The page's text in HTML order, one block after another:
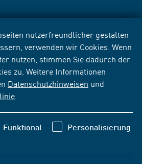
nutzerfreundlicher gestalten
verwenden wir Cookies. Wenn
nutzen, stimmen Sie dadurch der
zu. Weitere Informationen
Datenschutzhinweisen und
Funktional Personalisierung